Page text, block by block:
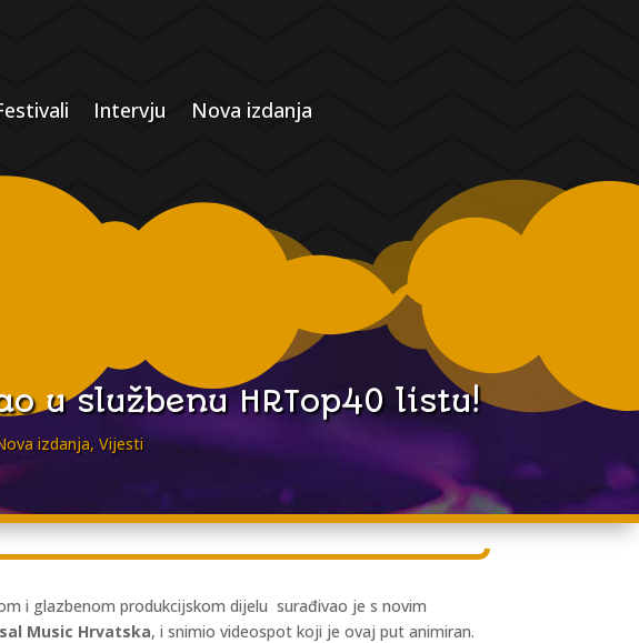
Intervju Nova izdanja
u službenu HRTop40 listu!
izdanja, Vijesti
i glazbenom produkcijskom dijelu surađivao je s novim
Music Hrvatska, i snimio videospot koji je ovaj put animiran.